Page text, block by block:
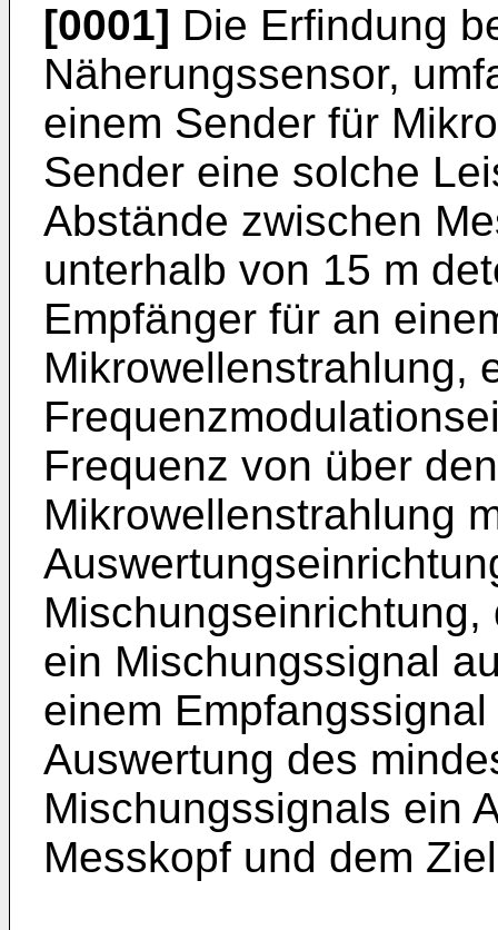
[0001] Die Erfindung
Näherungssensor,
einem Sender für
Sender eine solche
Abstände zwischen
unterhalb von 15 m
Empfänger für an
Mikrowellenstrahlung,
Frequenz von über
Mikrowellenstrahlung
ein Mischungssignal
einem
Auswertung des
Mischungssignals ein
Messkopf und dem